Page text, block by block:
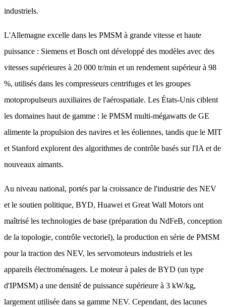
industriels.
L'Allemagne excelle dans les PMSM à grande vitesse et haute
puissance : Siemens et Bosch ont développé des modèles avec des
vitesses supérieures à 20 000 tr/min et un rendement supérieur à 98
%, utilisés dans les compresseurs centrifuges et les groupes
motopropulseurs auxiliaires de l'aérospatiale. Les États-Unis ciblent
les domaines haut de gamme : le PMSM multi-mégawatts de GE
alimente la propulsion des navires et les éoliennes, tandis que le MIT
et Stanford explorent des algorithmes de contrôle basés sur l'IA et de
nouveaux aimants.
Au niveau national, portés par la croissance de l'industrie des NEV
et le soutien politique, BYD, Huawei et Great Wall Motors ont
maîtrisé les technologies de base (préparation du NdFeB, conception
de la topologie, contrôle vectoriel), la production en série de PMSM
pour la traction des NEV, les servomoteurs industriels et les
appareils électroménagers. Le moteur à pales de BYD (un type
d'IPMSM) a une densité de puissance supérieure à 3 kW/kg,
largement utilisée dans sa gamme NEV. Cependant, des lacunes